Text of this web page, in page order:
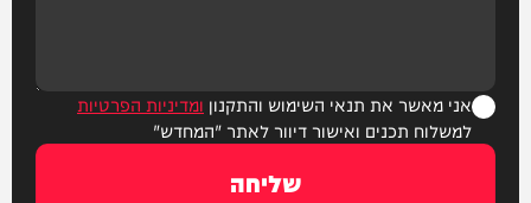
אני מאשר את תנאי השימוש והתקנון ומדיניות הפרטיות
למשלוח תכנים ואישור דיוור לאתר "המחדש"
שליחה